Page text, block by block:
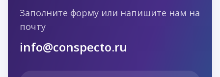
Заполните форму или напишите нам на
почту
info@conspecto.ru